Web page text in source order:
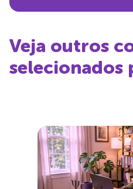
Veja outros
selecionados